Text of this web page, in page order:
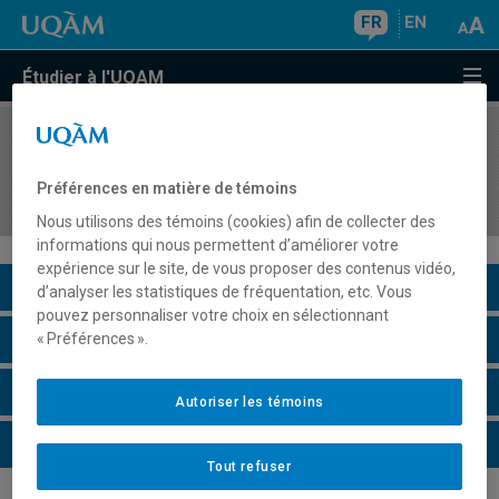
FR EN
Étudier à l'UQAM
COURS//
contemporaine
Description du cours
Horaire - Été 2026
Horaire - Automne 2026
Horaire - Hiver 2027
Préférences en matière de témoins
Nous utilisons des témoins (cookies) afin de collecter des
informations qui nous permettent d’améliorer votre
expérience sur le site, de vous proposer des contenus vidéo,
d’analyser les statistiques de fréquentation, etc. Vous
pouvez personnaliser votre choix en sélectionnant
« Préférences ».
Tout refuser
Autoriser les témoins